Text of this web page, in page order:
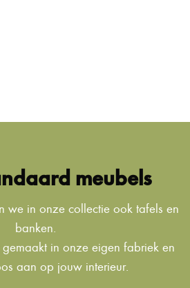
meubels
we in onze collectie ook tafels en
banken.
in onze eigen fabriek en
aan op jouw interieur.